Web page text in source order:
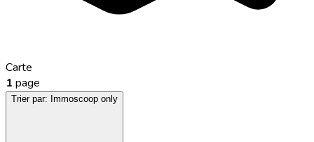
Carte
1 page
Trier par: Immoscoop only